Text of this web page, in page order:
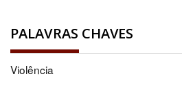
PALAVRAS CHAVES
Violência